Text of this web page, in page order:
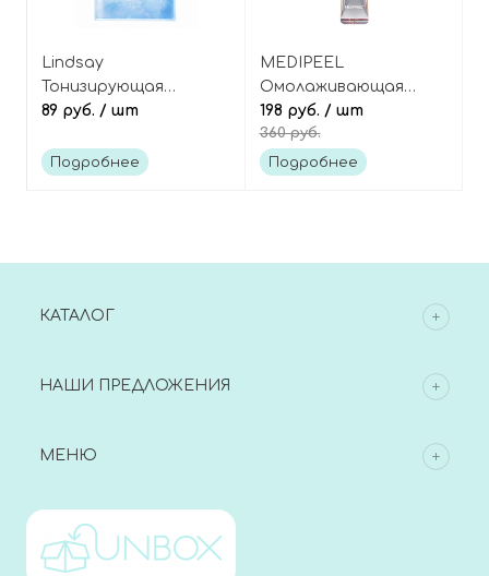
Lindsay
Тонизирующая
смываемая маска-
голубой спирулиной,
89 руб. / шт
Подробнее
MEDIPEEL
Омолаживающая
GLOW маска-плёнка с
пептидами и
экзосомами, Peptide 9
198 руб. / шт
360 руб.
Подробнее
КАТАЛОГ
НАШИ ПРЕДЛОЖЕНИЯ
МЕНЮ